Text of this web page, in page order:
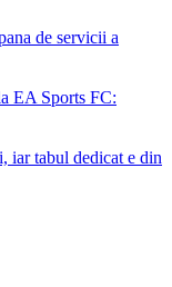
de servicii a
EA Sports FC:
iar tabul dedicat e din